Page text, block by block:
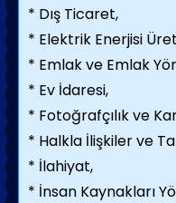
* Dış Ticaret,
* Elektrik Enerjisi
* Emlak ve Emlak
* Ev İdaresi,
* Fotoğrafçılık ve
* Halkla İlişkiler ve
* İlahiyat,
* İnsan Kaynakları